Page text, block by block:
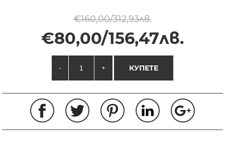
€160,00/312,93лв.
€80,00/156,47лв.
- + КУПЕТЕ